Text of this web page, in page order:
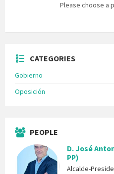
Please choose a
CATEGORIES
Gobierno
Oposición
PEOPLE
D. José
PP)
Alcalde-